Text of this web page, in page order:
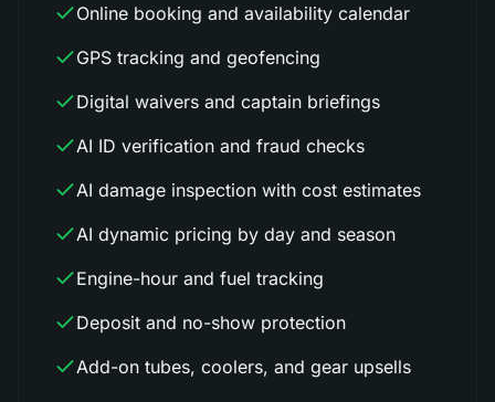
Online booking and availability calendar
GPS tracking and geofencing
Digital waivers and captain briefings
AI ID verification and fraud checks
AI damage inspection with cost estimates
AI dynamic pricing by day and season
Engine-hour and fuel tracking
Deposit and no-show protection
Add-on tubes, coolers, and gear upsells